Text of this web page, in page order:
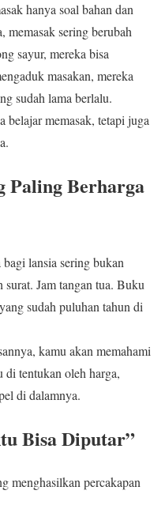
hanya soal bahan dan
memasak sering berubah
sayur, mereka bisa
masakan, mereka
sudah lama berlalu.
belajar memasak, tetapi juga
Paling Berharga
lansia sering bukan
surat. Jam tangan tua. Buku
sudah puluhan tahun di
kamu akan memahami
di tentukan oleh harga,
di dalamnya.
Bisa Diputar”
menghasilkan percakapan